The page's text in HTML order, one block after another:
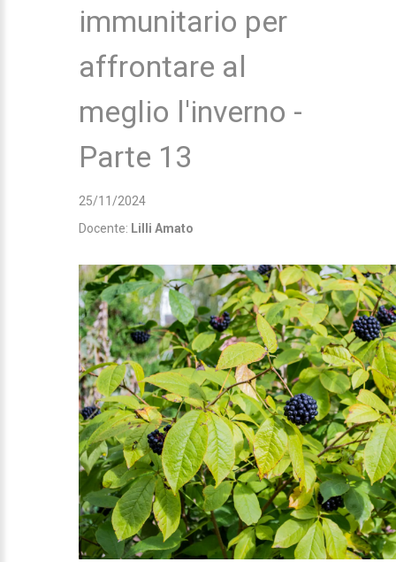
immunitario per
affrontare al
meglio l'inverno -
Parte 13
25/11/2024
Docente: Lilli Amato